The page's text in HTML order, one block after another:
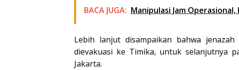
BACA JUGA: Manipulasi Jam
Lebih lanjut disampaikan bahwa
dievakuasi ke Timika, untuk selanjutnya
Jakarta.